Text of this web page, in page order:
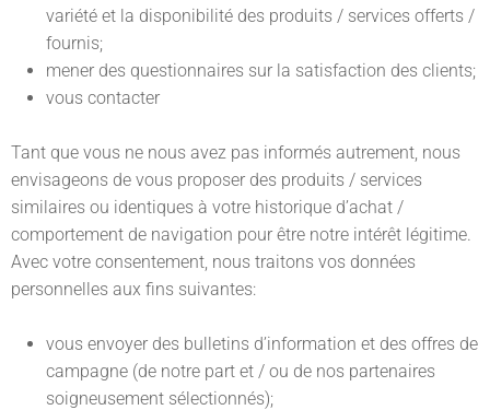
variété et la disponibilité des produits / services offerts /
fournis;
mener des questionnaires sur la satisfaction des clients;
vous contacter
Tant que vous ne nous avez pas informés autrement, nous
envisageons de vous proposer des produits / services
similaires ou identiques à votre historique d’achat /
comportement de navigation pour être notre intérêt légitime.
Avec votre consentement, nous traitons vos données
personnelles aux fins suivantes:
vous envoyer des bulletins d’information et des offres de
campagne (de notre part et / ou de nos partenaires
soigneusement sélectionnés);